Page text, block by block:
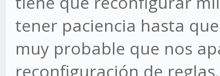
tener paciencia hasta
muy probable que nos
reconfiguración de reglas.